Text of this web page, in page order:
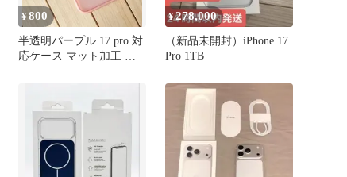
¥800
半透明パープル 17 pro 対
応ケース マット加工 ピ
¥278,000
（新品未開封）iPhone 17
Pro 1TB